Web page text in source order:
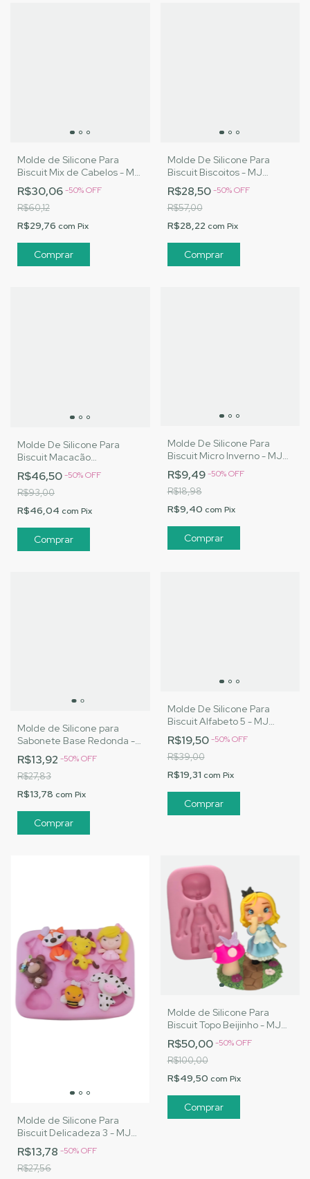
Molde de Silicone Para
Biscuit Mix de Cabelos - MJ
Artesanatos |Cód. 2716
R$30,06-50%OFF
R$60,12
R$29,76 com Pix
Molde De Silicone Para
Biscuit Biscoitos - MJ
Artesanatos |Cód. 3166
R$28,50-50%OFF
R$57,00
R$28,22 com Pix
Molde De Silicone Para
Biscuit Macacão
Fazendeiro G - MJ
Artesanatos |Cód. 3065
R$46,50-50%OFF
R$93,00
R$46,04 com Pix
Molde De Silicone Para
Biscuit Micro Inverno - MJ
Artesanatos |Cód. 3111
R$9,49-50%OFF
R$18,98
R$9,40 com Pix
Molde de Silicone para
Sabonete Base Redonda -
MJ Artesanatos|Cód. 2352
R$13,92 -50%OFF
R$27,83
R$13,78 com Pix
Molde De Silicone Para
Biscuit Alfabeto 5 - MJ
Artesanatos |Cód. 3172
R$19,50-50%OFF
R$39,00
R$19,31 com Pix
Molde de Silicone Para
Biscuit Delicadeza 3 - MJ
Artesanatos |Cód. 3114
R$13,78 -50%OFF
R$27,56
Molde de Silicone Para
Biscuit Topo Beijinho - MJ
Artesanatos |Cód. 3066
R$50,00-50%OFF
R$100,00
R$49,50 com Pix